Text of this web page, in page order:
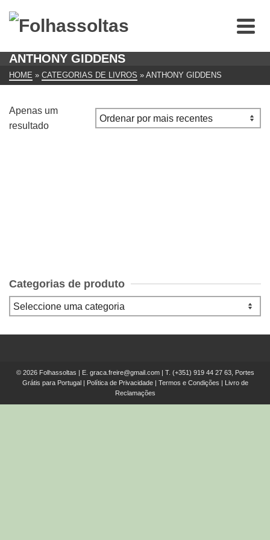
ANTHONY GIDDENS
HOME » CATEGORIAS DE LIVROS » ANTHONY GIDDENS
Apenas um
resultado
Categorias de produto
© 2026 Folhassoltas | E. graca.freire@gmail.com| T. (+351) 919 44 27 63, Portes
Grátis para Portugal
Política de Privacidade| Termos e Condições
Livro de
Reclamações